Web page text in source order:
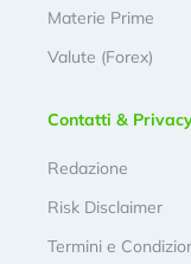
Materie Prime
Valute (Forex)
Contatti &
Redazione
Risk Disclaimer
Termini e